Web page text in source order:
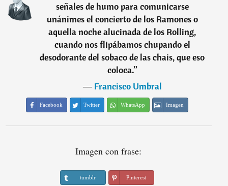
señales de humo para comunicarse
unánimes el concierto de los Ramones o
aquella noche alucinada de los Rolling,
cuando nos flipábamos chupando el
desodorante del sobaco de las chais, que eso
coloca.”
―Francisco Umbral
Facebook Twitter WhatsApp Imagen
Imagen con frase:
tumblr Pinterest